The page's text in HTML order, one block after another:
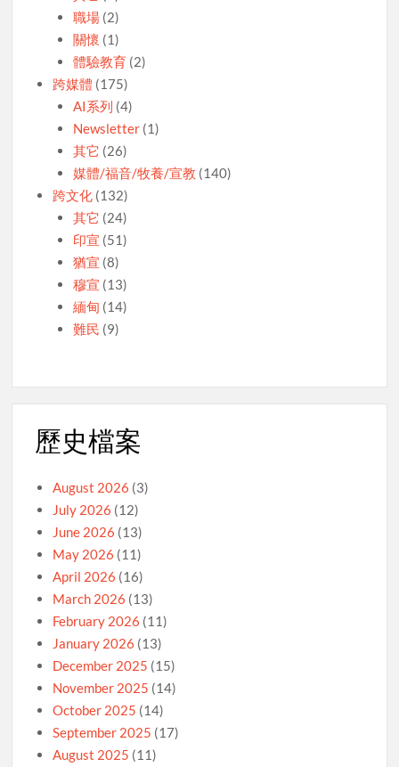
職場(2)
關懷 (1)
體驗教育(2)
跨媒體 (175)
AI系列 (4)
Newsletter(1)
其它 (26)
媒體/福音/牧養/宣教 (140)
跨文化 (132)
其它 (24)
印宣 (51)
猶宣 (8)
穆宣 (13)
緬甸 (14)
難民 (9)
歷史檔案
August 2026 (3)
July 2026 (12)
June 2026 (13)
May 2026 (11)
April 2026 (16)
March 2026 (13)
February 2026 (11)
January 2026 (13)
December 2025 (15)
November 2025 (14)
October 2025 (14)
September 2025 (17)
August 2025 (11)